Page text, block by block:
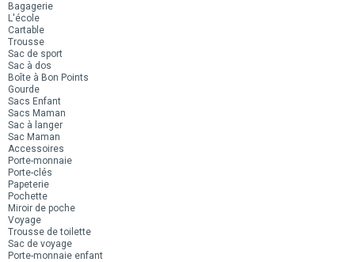
Bagagerie
L'école
Cartable
Trousse
Sac de sport
Sac à dos
Boîte à Bon Points
Gourde
Sacs Enfant
Sacs Maman
Sac à langer
Sac Maman
Accessoires
Porte-monnaie
Porte-clés
Papeterie
Pochette
Miroir de poche
Voyage
Trousse de toilette
Sac de voyage
Porte-monnaie enfant